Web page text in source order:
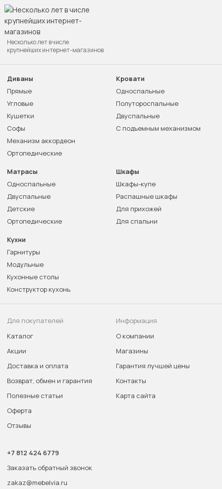
Несколько лет в числе
крупнейших интернет-магазинов
Диваны
Прямые
Угловые
Кушетки
Софы
Механизм аккордеон
Ортопедические
Кровати
Односпальные
Полутороспальные
Двуспальные
С подъемным механизмом
Матрасы
Односпальные
Двуспальные
Детские
Ортопедические
Шкафы
Шкафы-купе
Распашные шкафы
Для прихожей
Для спальни
Кухни
Гарнитуры
Модульные
Кухонные столы
Конструктор кухонь
Для покупателей
Каталог
Акции
Доставка и оплата
Возврат, обмен и гарантия
Полезные статьи
Оферта
Отзывы
Информация
О компании
Магазины
Гарантия лучшей цены
Контакты
Карта сайта
+7 812 424 6779
Заказать обратный звонок
zakaz@mebelvia.ru